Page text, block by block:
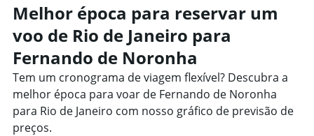
Melhor época para reservar um
voo de Rio de Janeiro para
Fernando de Noronha
Tem um cronograma de viagem flexível? Descubra a
melhor época para voar de Fernando de Noronha
para Rio de Janeiro com nosso gráfico de previsão de
preços.